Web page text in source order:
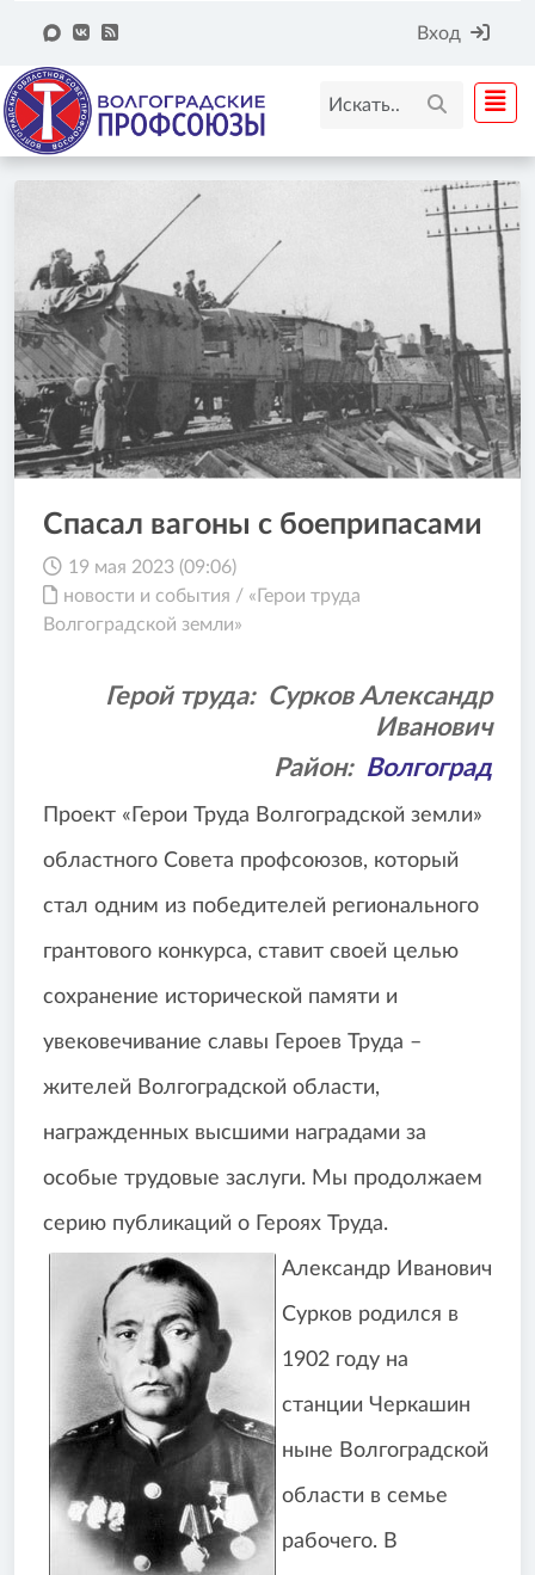
Вход
Спасал вагоны с боеприпасами
19 мая 2023 (09:06)
новости и события / «Герои труда
Волгоградской земли»
Герой труда: Сурков Александр
Иванович
Район: Волгоград
Проект «Герои Труда Волгоградской земли»
областного Совета профсоюзов, который
стал одним из победителей регионального
грантового конкурса, ставит своей целью
сохранение исторической памяти и
увековечивание славы Героев Труда –
жителей Волгоградской области,
награжденных высшими наградами за
особые трудовые заслуги. Мы продолжаем
серию публикаций о Героях Труда.
Александр Иванович
Сурков родился в
1902 году на
станции Черкашин
ныне Волгоградской
области в семье
рабочего. В